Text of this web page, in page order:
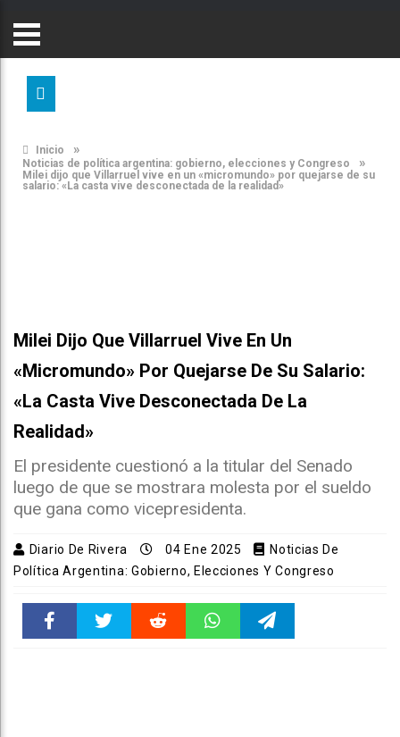
Inicio »
Noticias de política argentina: gobierno, elecciones y Congreso »
Milei dijo que Villarruel vive en un «micromundo» por quejarse de su
salario: «La casta vive desconectada de la realidad»
Milei Dijo Que Villarruel Vive En Un
«micromundo» Por Quejarse De Su Salario:
«La Casta Vive Desconectada De La
Realidad»
El presidente cuestionó a la titular del Senado
luego de que se mostrara molesta por el sueldo
que gana como vicepresidenta.
Diario De Rivera 04 Ene 2025
Noticias De
Política Argentina: Gobierno, Elecciones Y Congreso